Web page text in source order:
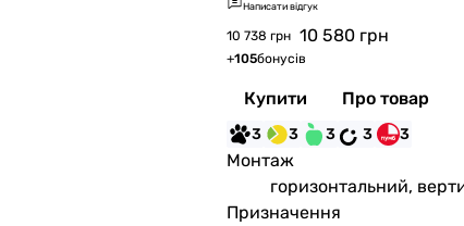
Написати відгук
10 738 грн 10 580 грн
+105бонусів
Купити Про товар
3 3 3 3 3
Монтаж
горизонтальний,
Призначення